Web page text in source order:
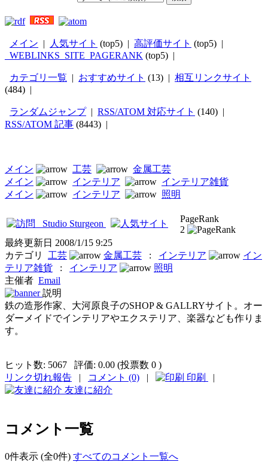
メイン | 人気サイト (top5) | 高評価サイト (top5) |
_WEBLINKS_SITE_PAGERANK (top5) |
カテゴリ一覧 | おすすめサイト (13) | 相互リンクサイト
(484) |
ランダムジャンプ| RSS/ATOM 対応サイト (140) |
RSS/ATOM 記事 (8443) |
メイン 工芸
金属工芸
メイン
インテリア
インテリア雑貨
メイン
インテリア 照明
Studio Sturgeon
PageRank
2
最終更新日 2008/1/15 9:25
カテゴリ
工芸 金属工芸 : インテリア
イン
テリア雑貨 : インテリア
照明
主催者 Email
説明
鉄の造形作家、大河原良子のSHOP & GALLRYサイト。オー
ダーメイドでインテリアやエクステリア、楽器なども作りま
す。
ヒット数: 5067 評価: 0.00 (投票数 0 )
リンク切れ報告 | コメント (0) | 印刷
|
友達に紹介
コメント一覧
0件表示 (全0件) すべてのコメント一覧へ